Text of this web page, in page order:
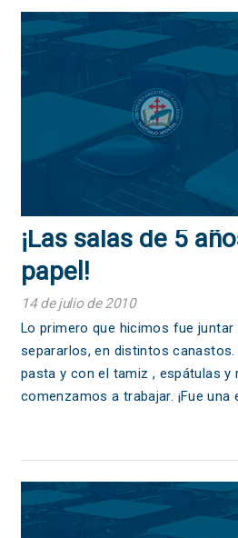
¡Las salas de 5
papel!
14 de julio de 2010
Lo primero que hicimos fue juntar
separarlos, en distintos
pasta y con el tamiz , espátulas y
comenzamos a trabajar. ¡Fue una